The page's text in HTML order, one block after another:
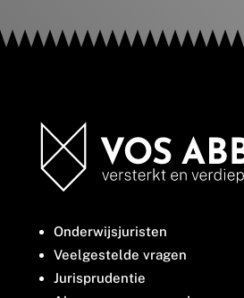
Onderwijsjuristen
Veelgestelde vragen
Jurisprudentie